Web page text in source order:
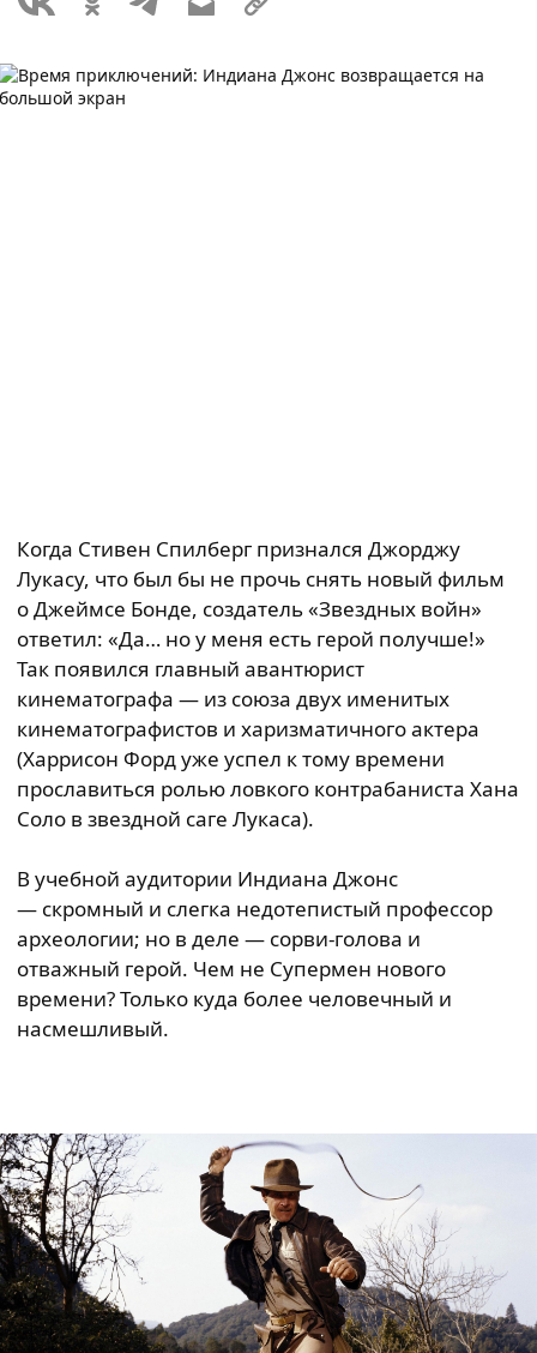
Когда Стивен Спилберг признался Джорджу
Лукасу, что был бы не прочь снять новый фильм
о Джеймсе Бонде, создатель «Звездных войн»
ответил: «Да… но у меня есть герой получше!»
Так появился главный авантюрист
кинематографа — из союза двух именитых
кинематографистов и харизматичного актера
(Харрисон Форд уже успел к тому времени
прославиться ролью ловкого контрабаниста Хана
Соло в звездной саге Лукаса).
В учебной аудитории Индиана Джонс
— скромный и слегка недотепистый профессор
археологии; но в деле — сорви-голова и
отважный герой. Чем не Супермен нового
времени? Только куда более человечный и
насмешливый.